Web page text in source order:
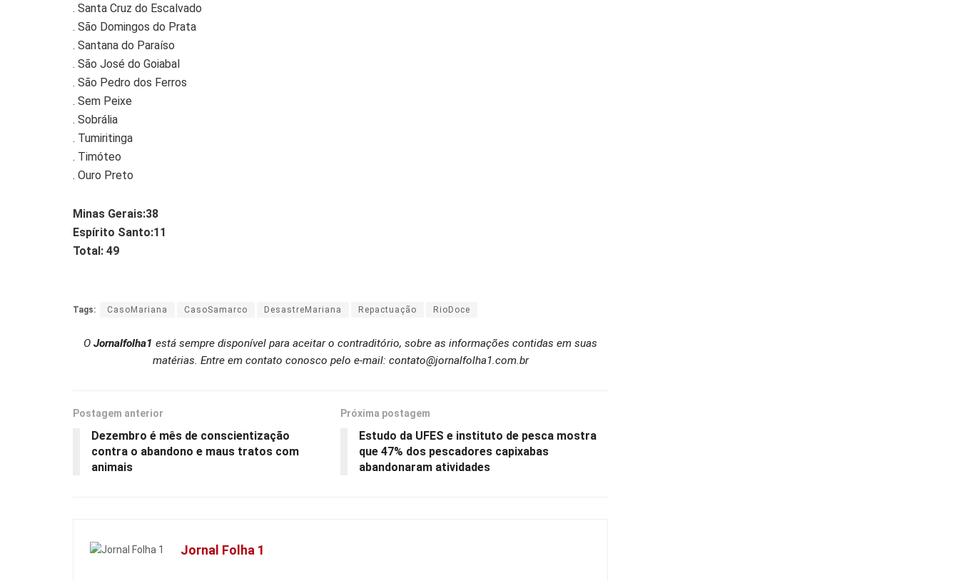
. Santa Cruz do Escalvado
. São Domingos do Prata
. Santana do Paraíso
. São José do Goiabal
. São Pedro dos Ferros
. Sem Peixe
. Sobrália
. Tumiritinga
. Timóteo
. Ouro Preto
Minas Gerais:38
Espírito Santo:11
Total: 49
Tags: CasoMariana CasoSamarco DesastreMariana Repactuação RioDoce
O Jornalfolha1 está sempre disponível para aceitar o contraditório, sobre as informações contidas em suas
matérias. Entre em contato conosco pelo e-mail: contato@jornalfolha1.com.br
Postagem anterior
Dezembro é mês de conscientização
contra o abandono e maus tratos com
animais
Próxima postagem
Estudo da UFES e instituto de pesca mostra
que 47% dos pescadores capixabas
abandonaram atividades
Jornal Folha 1